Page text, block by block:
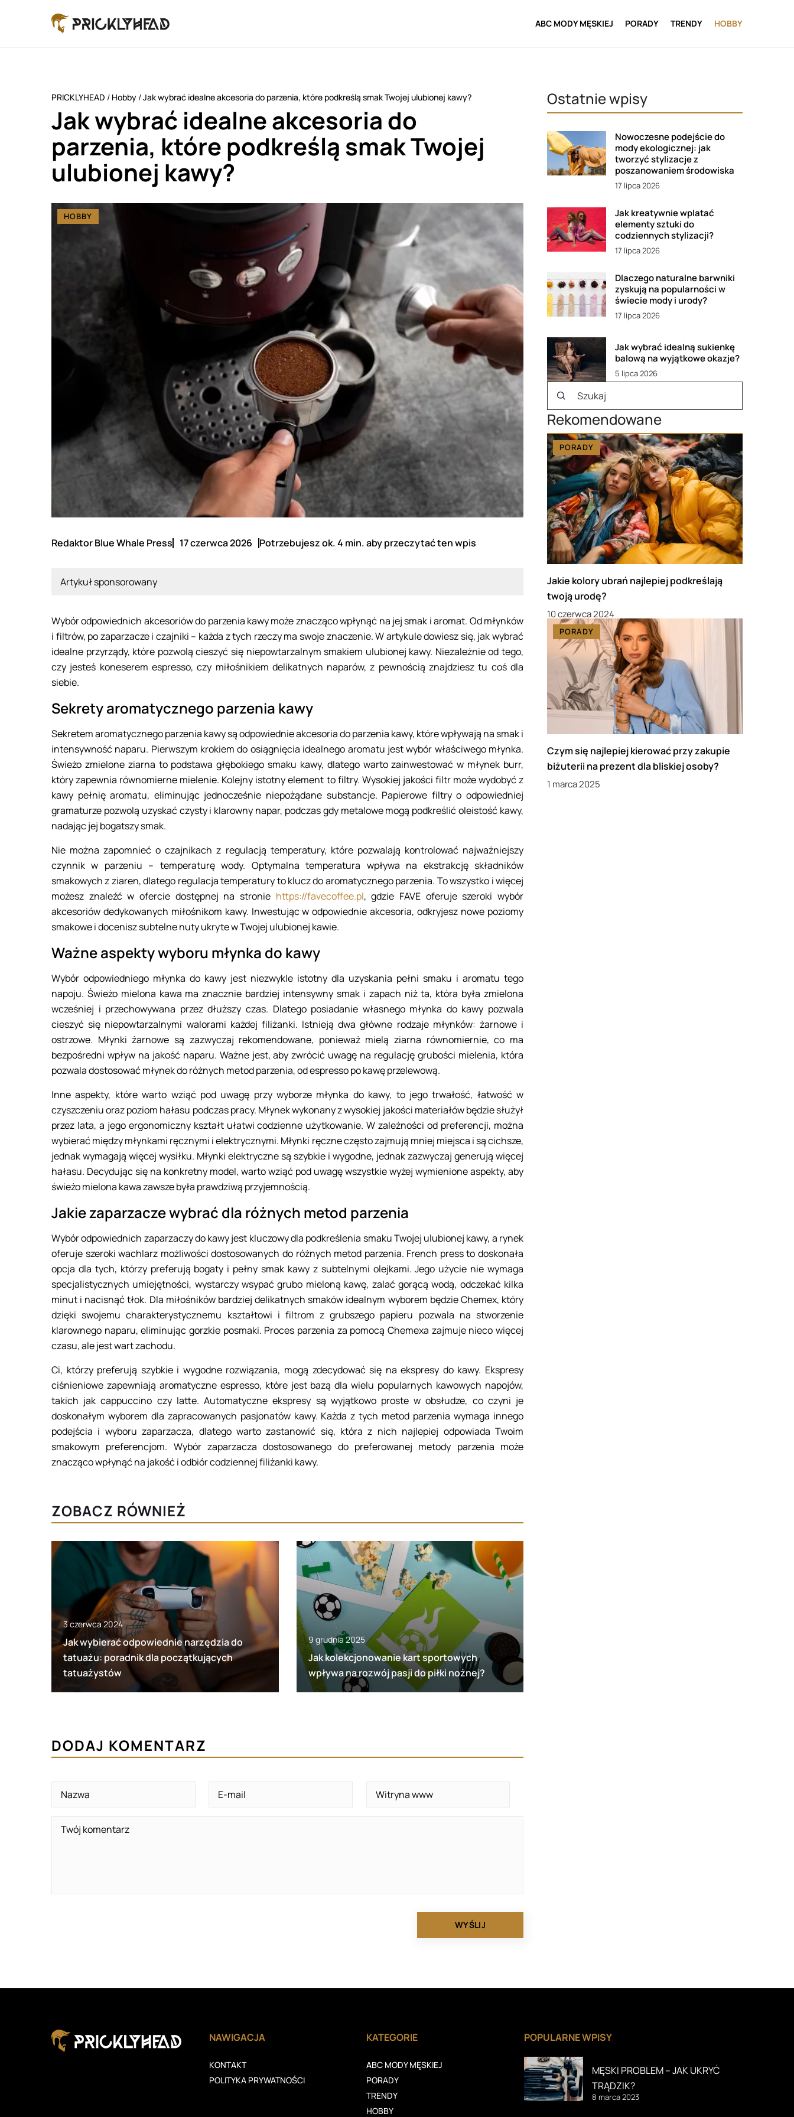
ABC MODY MĘSKIEJ PORADY TRENDY HOBBY
PRICKLYHEAD / Hobby /Jak wybrać idealne akcesoria do parzenia, które podkreślą smak Twojej ulubionej kawy?
Jak wybrać idealne akcesoria do
parzenia, które podkreślą smak Twojej
ulubionej kawy?
HOBBY
Redaktor Blue Whale Press 17 czerwca 2026 Potrzebujesz ok. 4 min. aby przeczytać ten wpis
Artykuł sponsorowany
Wybór odpowiednich akcesoriów do parzenia kawy może znacząco wpłynąć na jej smak i aromat. Od młynków
i filtrów, po zaparzacze i czajniki – każda z tych rzeczy ma swoje znaczenie. W artykule dowiesz się, jak wybrać
idealne przyrządy, które pozwolą cieszyć się niepowtarzalnym smakiem ulubionej kawy. Niezależnie od tego,
czy jesteś koneserem espresso, czy miłośnikiem delikatnych naparów, z pewnością znajdziesz tu coś dla
siebie.
Sekrety aromatycznego parzenia kawy
Sekretem aromatycznego parzenia kawy są odpowiednie akcesoria do parzenia kawy, które wpływają na smak i
intensywność naparu. Pierwszym krokiem do osiągnięcia idealnego aromatu jest wybór właściwego młynka.
Świeżo zmielone ziarna to podstawa głębokiego smaku kawy, dlatego warto zainwestować w młynek burr,
który zapewnia równomierne mielenie. Kolejny istotny element to filtry. Wysokiej jakości filtr może wydobyć z
kawy pełnię aromatu, eliminując jednocześnie niepożądane substancje. Papierowe filtry o odpowiedniej
gramaturze pozwolą uzyskać czysty i klarowny napar, podczas gdy metalowe mogą podkreślić oleistość kawy,
nadając jej bogatszy smak.
Nie można zapomnieć o czajnikach z regulacją temperatury, które pozwalają kontrolować najważniejszy
czynnik w parzeniu – temperaturę wody. Optymalna temperatura wpływa na ekstrakcję składników
smakowych z ziaren, dlatego regulacja temperatury to klucz do aromatycznego parzenia. To wszystko i więcej
możesz znaleźć w ofercie dostępnej na stronie https://favecoffee.pl, gdzie FAVE oferuje szeroki wybór
akcesoriów dedykowanych miłośnikom kawy. Inwestując w odpowiednie akcesoria, odkryjesz nowe poziomy
smakowe i docenisz subtelne nuty ukryte w Twojej ulubionej kawie.
Ważne aspekty wyboru młynka do kawy
Wybór odpowiedniego młynka do kawy jest niezwykle istotny dla uzyskania pełni smaku i aromatu tego
napoju. Świeżo mielona kawa ma znacznie bardziej intensywny smak i zapach niż ta, która była zmielona
wcześniej i przechowywana przez dłuższy czas. Dlatego posiadanie własnego młynka do kawy pozwala
cieszyć się niepowtarzalnymi walorami każdej filiżanki. Istnieją dwa główne rodzaje młynków: żarnowe i
ostrzowe. Młynki żarnowe są zazwyczaj rekomendowane, ponieważ mielą ziarna równomiernie, co ma
bezpośredni wpływ na jakość naparu. Ważne jest, aby zwrócić uwagę na regulację grubości mielenia, która
pozwala dostosować młynek do różnych metod parzenia, od espresso po kawę przelewową.
Inne aspekty, które warto wziąć pod uwagę przy wyborze młynka do kawy, to jego trwałość, łatwość w
czyszczeniu oraz poziom hałasu podczas pracy. Młynek wykonany z wysokiej jakości materiałów będzie służył
przez lata, a jego ergonomiczny kształt ułatwi codzienne użytkowanie. W zależności od preferencji, można
wybierać między młynkami ręcznymi i elektrycznymi. Młynki ręczne często zajmują mniej miejsca i są cichsze,
jednak wymagają więcej wysiłku. Młynki elektryczne są szybkie i wygodne, jednak zazwyczaj generują więcej
hałasu. Decydując się na konkretny model, warto wziąć pod uwagę wszystkie wyżej wymienione aspekty, aby
świeżo mielona kawa zawsze była prawdziwą przyjemnością.
Jakie zaparzacze wybrać dla różnych metod parzenia
Wybór odpowiednich zaparzaczy do kawy jest kluczowy dla podkreślenia smaku Twojej ulubionej kawy, a rynek
oferuje szeroki wachlarz możliwości dostosowanych do różnych metod parzenia. French press to doskonała
opcja dla tych, którzy preferują bogaty i pełny smak kawy z subtelnymi olejkami. Jego użycie nie wymaga
specjalistycznych umiejętności, wystarczy wsypać grubo mieloną kawę, zalać gorącą wodą, odczekać kilka
minut i nacisnąć tłok. Dla miłośników bardziej delikatnych smaków idealnym wyborem będzie Chemex, który
dzięki swojemu charakterystycznemu kształtowi i filtrom z grubszego papieru pozwala na stworzenie
klarownego naparu, eliminując gorzkie posmaki. Proces parzenia za pomocą Chemexa zajmuje nieco więcej
czasu, ale jest wart zachodu.
Ci, którzy preferują szybkie i wygodne rozwiązania, mogą zdecydować się na ekspresy do kawy. Ekspresy
ciśnieniowe zapewniają aromatyczne espresso, które jest bazą dla wielu popularnych kawowych napojów,
takich jak cappuccino czy latte. Automatyczne ekspresy są wyjątkowo proste w obsłudze, co czyni je
doskonałym wyborem dla zapracowanych pasjonatów kawy. Każda z tych metod parzenia wymaga innego
podejścia i wyboru zaparzacza, dlatego warto zastanowić się, która z nich najlepiej odpowiada Twoim
smakowym preferencjom. Wybór zaparzacza dostosowanego do preferowanej metody parzenia może
znacząco wpłynąć na jakość i odbiór codziennej filiżanki kawy.
ZOBACZ RÓWNIEŻ
3 czerwca 2024
Jak wybierać odpowiednie narzędzia do
tatuażu: poradnik dla początkujących
tatuażystów
9 grudnia 2025
Jak kolekcjonowanie kart sportowych
wpływa na rozwój pasji do piłki nożnej?
Ostatnie wpisy
Nowoczesne podejście do
mody ekologicznej: jak
tworzyć stylizacje z
poszanowaniem środowiska
17 lipca 2026
Jak kreatywnie wplatać
elementy sztuki do
codziennych stylizacji?
17 lipca 2026
Dlaczego naturalne barwniki
zyskują na popularności w
świecie mody i urody?
17 lipca 2026
Jak wybrać idealną sukienkę
balową na wyjątkowe okazje?
5 lipca 2026
Rekomendowane
PORADY
Jakie kolory ubrań najlepiej podkreślają
twoją urodę?
10 czerwca 2024
PORADY
Czym się najlepiej kierować przy zakupie
biżuterii na prezent dla bliskiej osoby?
1 marca 2025
DODAJ KOMENTARZ
NAWIGACJA
KONTAKT
POLITYKA PRYWATNOŚCI
KATEGORIE
ABC MODY MĘSKIEJ
PORADY
TRENDY
HOBBY
POPULARNE WPISY
MĘSKI PROBLEM – JAK UKRYĆ
TRĄDZIK?
8 marca 2023